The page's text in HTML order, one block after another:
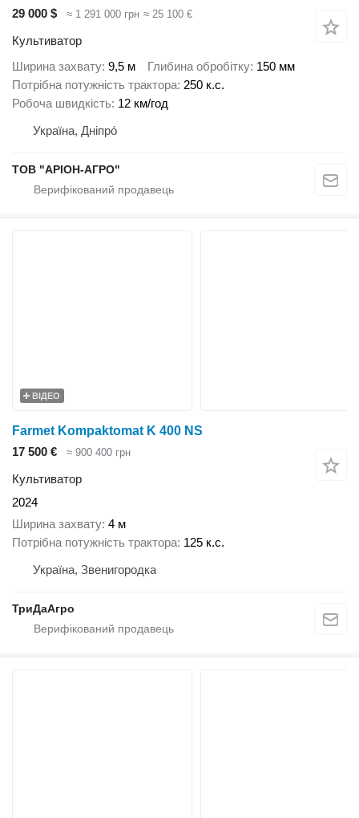
29 000 $
≈ 1 291 000 грн ≈ 25 100 €
Культиватор
Ширина захвату 9,5 м Глибина обробітку 150 мм
Потрібна потужність трактора 250 к.с.
Робоча швидкість 12 км/год
Україна, Дніпро́
ТОВ "АРІОН-АГРО"
ВІДЕО
Farmet Kompaktomat K 400 NS
17 500 €
≈ 900 400 грн
Культиватор
2024
Ширина захвату 4 м
Потрібна потужність трактора 125 к.с.
Україна, Звенигородка
ТриДаАгро